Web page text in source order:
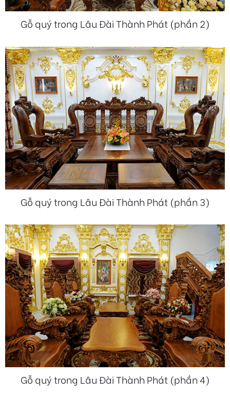
Gỗ quý trong Lâu Đài Thành Phát (phần 2)
Gỗ quý trong Lâu Đài Thành Phát (phần 3)
Gỗ quý trong Lâu Đài Thành Phát (phần 4)